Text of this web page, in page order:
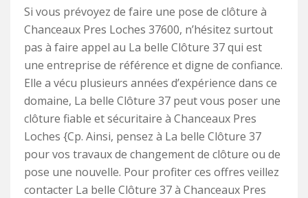
Si vous prévoyez de faire une pose de clôture à
Chanceaux Pres Loches 37600, n’hésitez surtout
pas à faire appel au La belle Clôture 37 qui est
une entreprise de référence et digne de confiance.
Elle a vécu plusieurs années d’expérience dans ce
domaine, La belle Clôture 37 peut vous poser une
clôture fiable et sécuritaire à Chanceaux Pres
Loches {Cp. Ainsi, pensez à La belle Clôture 37
pour vos travaux de changement de clôture ou de
pose une nouvelle. Pour profiter ces offres veillez
contacter La belle Clôture 37 à Chanceaux Pres